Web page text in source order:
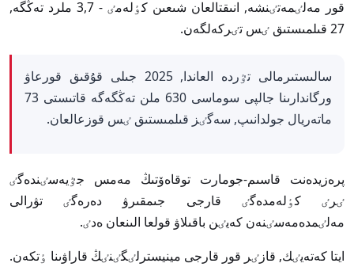
قور مەلٸمەتٸنشە, انىقتالعان شىعىن كٶلەمٸ - 3,7 ملرد تەڭگە,
27 قىلمىستىق ٸس تٸركەلگەن.
سالىستىرمالى تٷردە العاندا, 2025 جىلى قۇقىق قورعاۋ
ورگاندارىنا جالپى سوماسى 630 ملن تەڭگەگە قاتىستى 73
ماتەريال جولدانىپ, سەگٸز قىلمىستىق ٸس قوزعالعان.
پرەزيدەنت قاسىم-جومارت توقاەۆتىڭ مەمس جٷيەسٸندەگٸ
ٸرٸ كٶلەمدەگٸ قارجى جىمقىرۋ دەرەگٸ تۋرالى
مەلٸمدەمەسٸنەن كەيٸن باقىلاۋ قولعا الىنعان ەدٸ.
ايتا كەتەيٸك, قازٸر قور قارجى مينيسترلٸگٸنٸڭ قاراۋىنا ٶتكەن.